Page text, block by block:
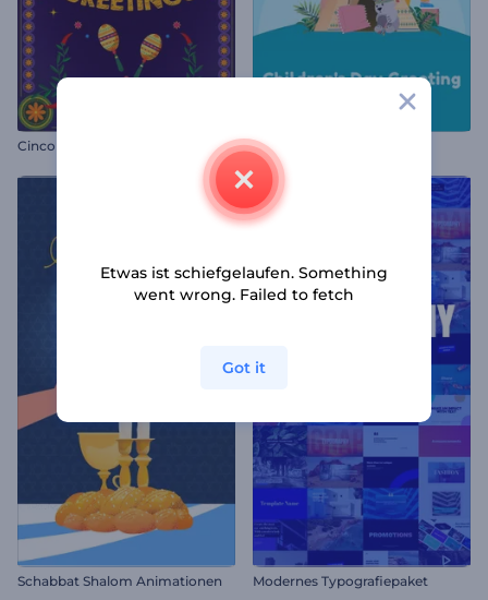
Cinco de Mayo Grußkarte Grußkarte zum Kindertag
Schabbat Shalom Animationen Modernes Typografiepaket
Etwas ist schiefgelaufen. Something
went wrong. Failed to fetch
Got it